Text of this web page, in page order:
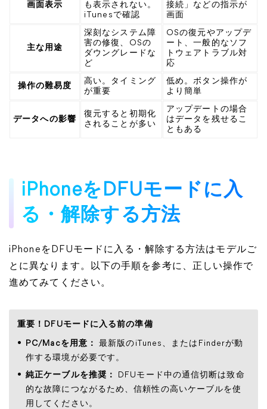
画面表示
も表示されない。
iTunesで確認
接続」などの指示が
画面
主な用途
深刻なシステム障
害の修復、OSの
ダウングレードな
ど
OSの復元やアップデ
ート、一般的なソフ
トウェアトラブル対
応
操作の難易度
高い。タイミング
が重要
低め。ボタン操作が
より簡単
データへの影響
復元すると初期化
されることが多い
アップデートの場合
はデータを残せるこ
ともある
iPhoneをDFUモードに入
る・解除する方法
iPhoneをDFUモードに入る・解除する方法はモデルご
とに異なります。以下の手順を参考に、正しい操作で
進めてみてください。
重要！DFUモードに入る前の準備
PC/Macを用意：
最新版のiTunes、またはFinderが動
作する環境が必要です。
純正ケーブルを推奨：
DFUモード中の通信切断は致命
的な故障につながるため、信頼性の高いケーブルを使
用してください。